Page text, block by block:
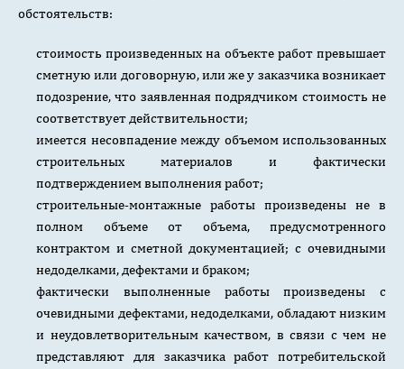
обстоятельств:
стоимость произведенных на объекте работ превышает
сметную или договорную, или же у заказчика возникает
подозрение, что заявленная подрядчиком стоимость не
соответствует действительности;
имеется несовпадение между объемом использованных
строительных материалов и фактически
подтверждением выполнения работ;
строительные-монтажные работы произведены не в
полном объеме от объема, предусмотренного
контрактом и сметной документацией; с очевидными
недоделками, дефектами и браком;
фактически выполненные работы произведены с
очевидными дефектами, недоделками, обладают низким
и неудовлетворительным качеством, в связи с чем не
представляют для заказчика работ потребительской